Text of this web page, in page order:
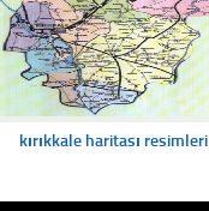
kırıkkale haritası resimleri